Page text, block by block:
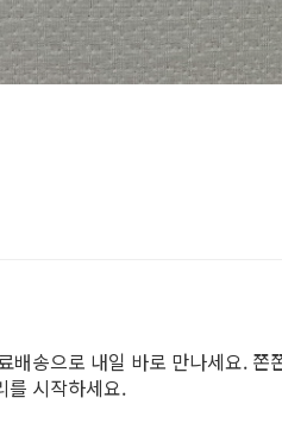
배송으로 내일 바로 만나세요. 쫀
를 시작하세요.